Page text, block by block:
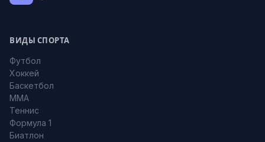
ВИДЫ СПОРТА
Футбол
Хоккей
Баскетбол
MMA
Теннис
Формула 1
Биатлон